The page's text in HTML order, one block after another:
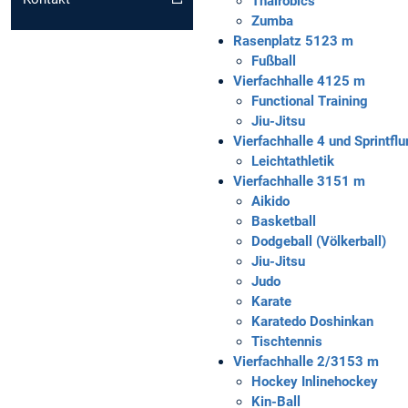
Zumba
Rasenplatz 5123 m
Fußball
Vierfachhalle 4125 m
Functional Training
Jiu-Jitsu
Vierfachhalle 4 und
Leichtathletik
Vierfachhalle 3151 m
Aikido
Basketball
Dodgeball (Völkerball)
Jiu-Jitsu
Judo
Karate
Karatedo Doshinkan
Tischtennis
Vierfachhalle 2/3153 m
Hockey Inlinehockey
Kin-Ball